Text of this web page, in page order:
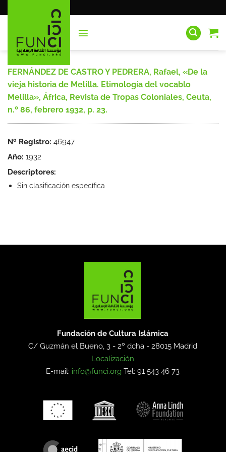
al
FERNÁNDEZ DE CASTRO Y PEDRERA, Rafael, «De la
vieja historia de Melilla. Etimología del vocablo
Melilla», África, Revista de Tropas Coloniales, Ceuta,
n.º 86, febrero 1932, p. 23.
Nº Registro: 46947
Año: 1932
Descriptores:
Sin clasificación específica
Fundación de Cultura Islámica
C/ Guzmán el Bueno, 3 - 2º dcha -28015 Madrid
Localización
E-mail: info@funci.org Tel: 91 543 46 73